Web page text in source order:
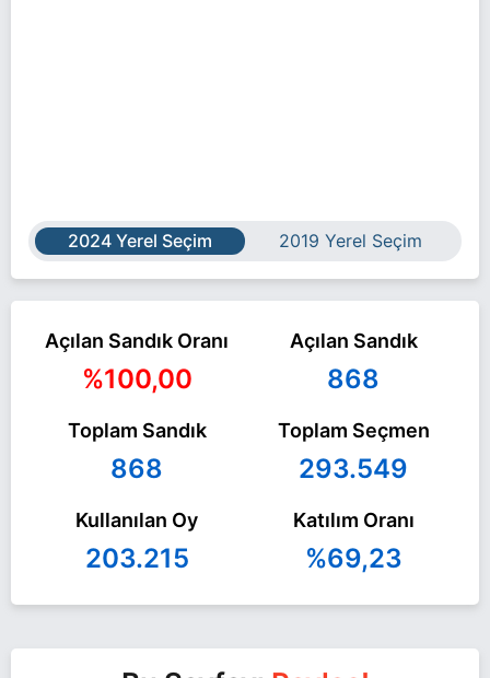
2024 Yerel Seçim 2019 Yerel Seçim
Açılan Sandık Oranı
%100,00
Açılan Sandık
868
Toplam Sandık
868
Toplam Seçmen
293.549
Kullanılan Oy
203.215
Katılım Oranı
%69,23